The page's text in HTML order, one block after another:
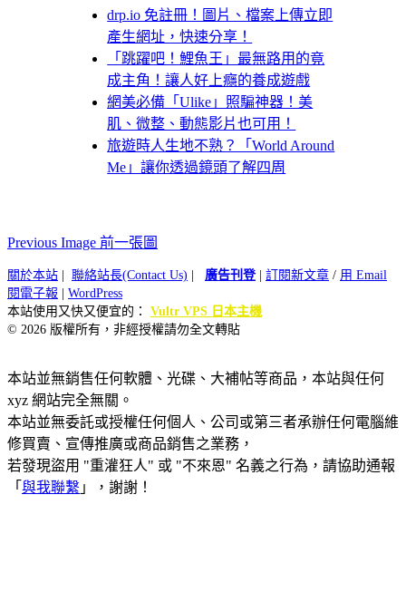
drp.io 免註冊！圖片、檔案上傳立即
產生網址，快速分享！
「跳躍吧！鯉魚王」最無路用的竟
成主角！讓人好上癮的養成遊戲
網美必備「Ulike」照騙神器！美
肌、微整、動態影片也可用！
旅遊時人生地不熟？「World Around
Me」讓你透過鏡頭了解四周
Previous Image 前一張圖
關於本站 聯絡站長(Contact Us) 廣告刊登| 訂閱新文章 / 用 Email
閱電子報
WordPress
本站使用又快又便宜的： Vultr VPS 日本主機
© 2026 版權所有，非經授權請勿全文轉貼
本站並無銷售任何軟體、光碟、大補帖等商品，本站與任何
xyz 網站完全無關。
本站並無委託或授權任何個人、公司或第三者承辦任何電腦維
修買賣、宣傳推廣或商品銷售之業務，
若發現盜用 "重灌狂人" 或 "不來恩" 名義之行為，請協助通報
「 與我聯繫 」，謝謝！